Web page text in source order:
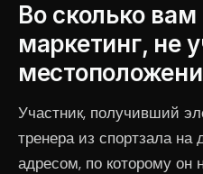
Во сколько вам
маркетинг, не
Участник, получивший
тренера из спортзала на
адресом, по которому он